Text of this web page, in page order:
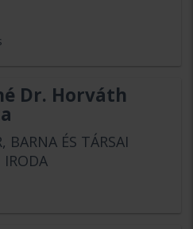
Dr. Horváth
BARNA ÉS TÁRSAI
IRODA